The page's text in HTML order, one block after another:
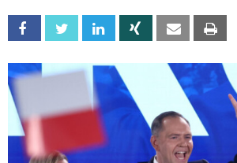
Facebook Twitter Linkedin Xing Email